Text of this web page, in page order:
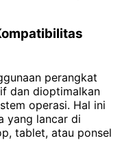
perangkat
dan dioptimalkan
operasi. Hal ini
yang lancar di
tablet, atau ponsel